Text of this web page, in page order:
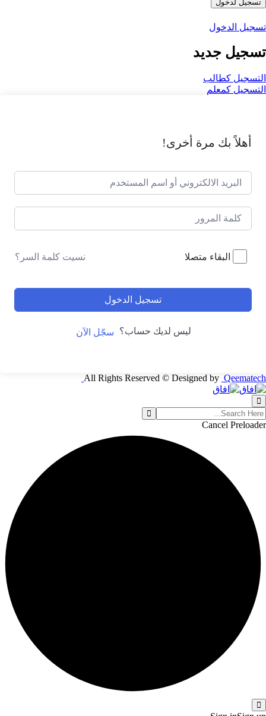
تسجيل لدخول
تسجيل الدخول
تسجيل جديد
التسجيل كطالب
التسجيل كمعلم
أهلاً بك مرة أخرى!
البقاء متصلا نسيت كلمة السر؟
تسجيل الدخول
ليس لديك حساب؟ سجّل الآن
All Rights Reserved © Designed by Qeematech
Cancel Preloader